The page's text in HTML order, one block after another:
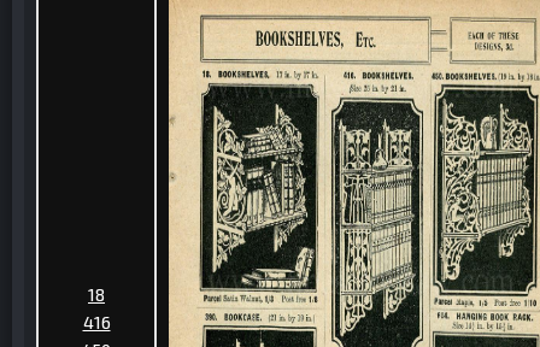
18
416